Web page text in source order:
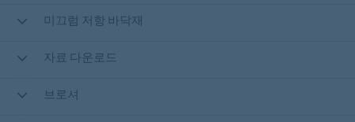
미끄럼 저항 바닥재
자료 다운로드
브로셔